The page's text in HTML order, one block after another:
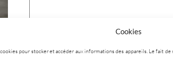
Cookies
pour stocker et accéder aux informations des appareils. Le fait